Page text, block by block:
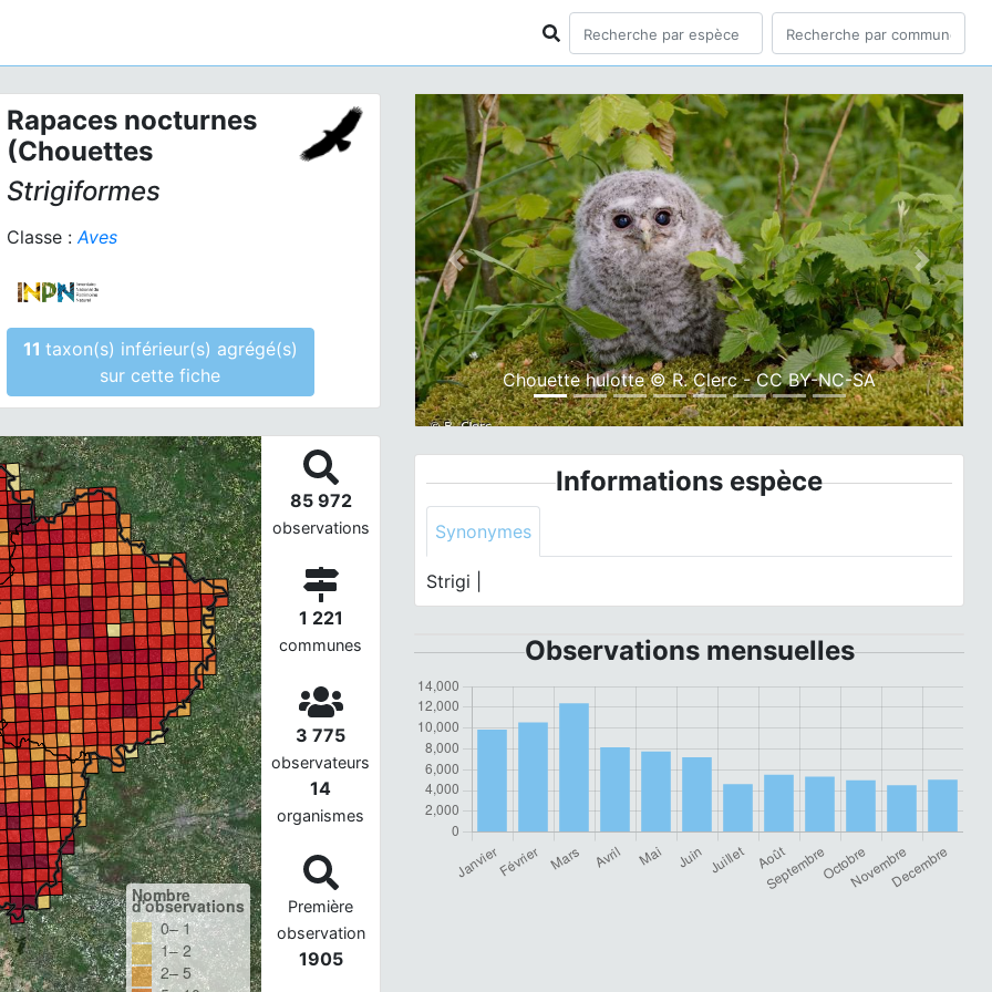
Rapaces nocturnes
(Chouettes
Strigiformes
Classe :Aves
11 taxon(s) inférieur(s) agrégé(s)
sur cette fiche
Nombre
d'observations
0– 1
1– 2
2– 5
85 972
observations
1 221
communes
3 775
observateurs
14
organismes
Première
observation
1905
Chouette hulotte © R. Clerc - CC BY-NC-SA
Previous Next
Informations espèce
Synonymes
Strigi |
Observations mensuelles